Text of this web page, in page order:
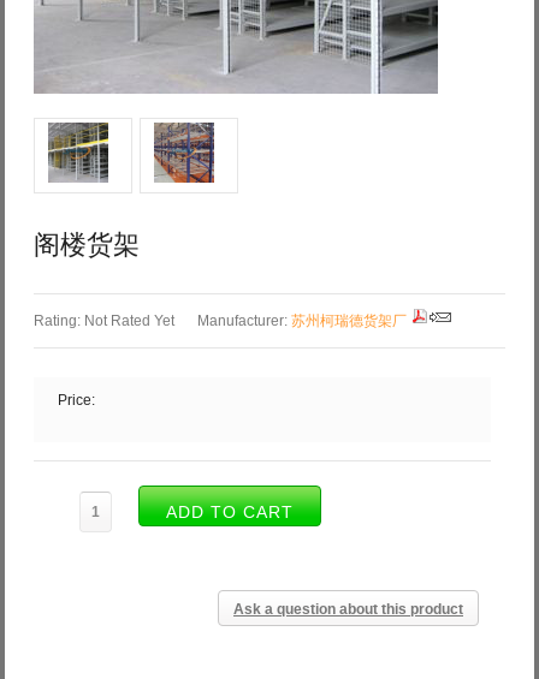
阁楼货架
Rating: Not Rated Yet Manufacturer: 苏州柯瑞德货架厂
Price:
Ask a question about this product
Forgot your password?